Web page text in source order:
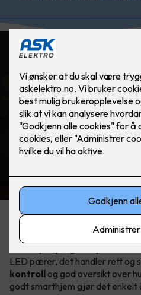
ELKO
Automatisk lys
Hva er egentlig
LED pærer, det handler rett og
kontroll og god oversikt over
godt smarthjem gjør det enkelt